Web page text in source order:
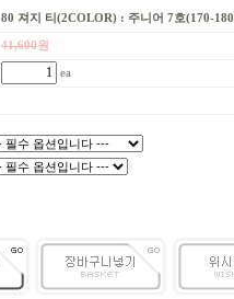
80 져지 티(2COLOR) : 주니어 7호(170-
41,600원
ea